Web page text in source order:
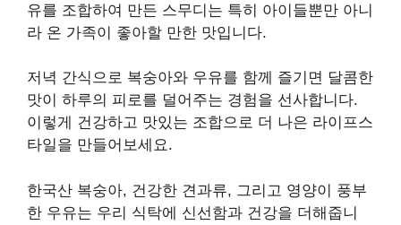
유를 조합하여 만든 스무디는 특히 아이들뿐만 아니
라 온 가족이 좋아할 만한 맛입니다.
저녁 간식으로 복숭아와 우유를 함께 즐기면 달콤한
맛이 하루의 피로를 덜어주는 경험을 선사합니다.
이렇게 건강하고 맛있는 조합으로 더 나은 라이프스
타일을 만들어보세요.
한국산 복숭아, 건강한 견과류, 그리고 영양이 풍부
한 우유는 우리 식탁에 신선함과 건강을 더해줍니